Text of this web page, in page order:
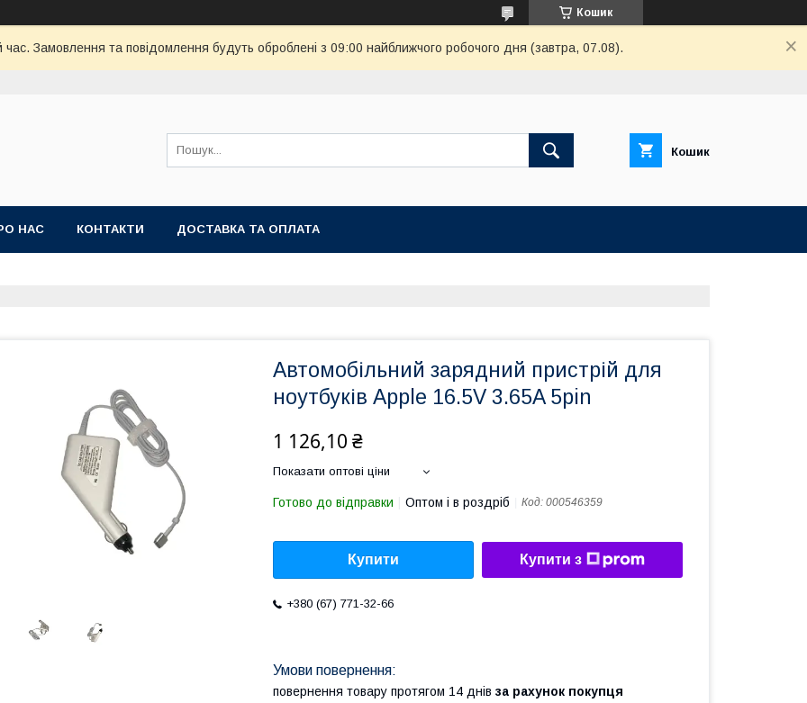
Кошик
час. Замовлення та повідомлення будуть оброблені з 09:00 найближчого робочого дня (завтра, 07.08).
Кошик
НАС КОНТАКТИ ДОСТАВКА ТА ОПЛАТА
Автомобільний зарядний пристрій для
ноутбуків Apple 16.5V 3.65A 5pin
1 126,10 ₴
Показати оптові ціни
Готово до відправки Оптом і в роздріб Код: 000546359
Купити Купити з
+380 (67) 771-32-66
повернення товару протягом 14 днів за рахунок покупця